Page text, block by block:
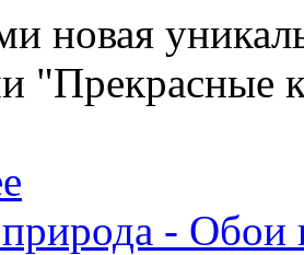
новая
"Прекрасные
- Обои